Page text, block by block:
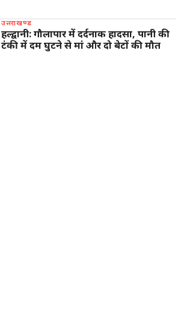
उत्तराखण्ड
हल्द्वानी: गौलापार में दर्दनाक हादसा, पानी की
टंकी में दम घुटने से मां और दो बेटों की मौत